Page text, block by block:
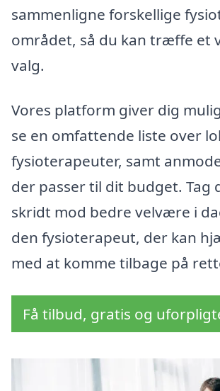
sammenligne forskellige
området, så du kan træffe et
valg.
Vores platform giver dig
se en omfattende liste over
fysioterapeuter, samt
der passer til dit budget. Tag
skridt mod bedre velvære i
den fysioterapeut, der kan
med at komme tilbage på
Få tilbud, gratis og